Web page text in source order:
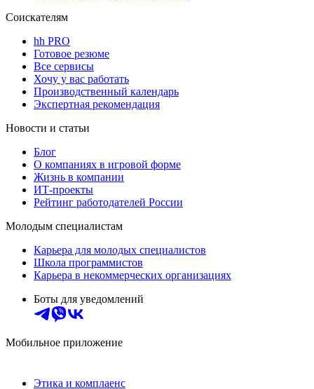
Соискателям
hh PRO
Готовое резюме
Все сервисы
Хочу у вас работать
Производственный календарь
Экспертная рекомендация
Новости и статьи
Блог
О компаниях в игровой форме
Жизнь в компании
ИТ-проекты
Рейтинг работодателей России
Молодым специалистам
Карьера для молодых специалистов
Школа программистов
Карьера в некоммерческих организациях
Боты для уведомлений
Мобильное приложение
Этика и комплаенс